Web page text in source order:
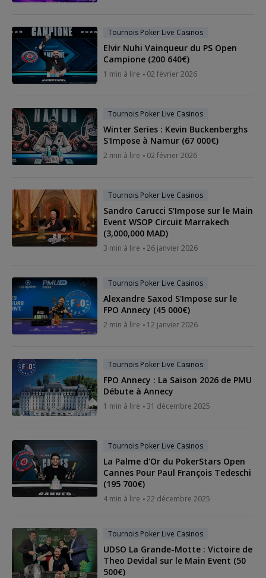
Tournois Poker Live Casinos
Elvir Nuhi Vainqueur du PS Open
Campione (200 640€)
1 min à lire 02 février 2026
Tournois Poker Live Casinos
Winter Series : Kevin Buckenberghs
S'Impose à Namur (67 000€)
2 min à lire 02 février 2026
Tournois Poker Live Casinos
Sandro Carucci S'Impose sur le Main
Event WSOP Circuit Marrakech
(3,000,000 MAD)
3 min à lire 26 janvier 2026
Tournois Poker Live Casinos
Alexandre Saxod S'Impose sur le
FPO Annecy (45 000€)
2 min à lire 12 janvier 2026
Tournois Poker Live Casinos
FPO Annecy : La Saison 2026 de PMU
Débute à Annecy
1 min à lire 31 décembre 2025
Tournois Poker Live Casinos
La Palme d'Or du PokerStars Open
Cannes Pour Paul François Tedeschi
(195 700€)
4 min à lire 22 décembre 2025
Tournois Poker Live Casinos
UDSO La Grande-Motte : Victoire de
Theo Devidal sur le Main Event (50
500€)